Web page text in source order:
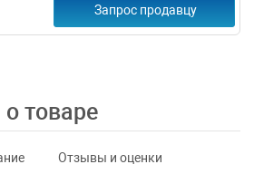
Запрос продавцу
товаре
Отзывы и оценки